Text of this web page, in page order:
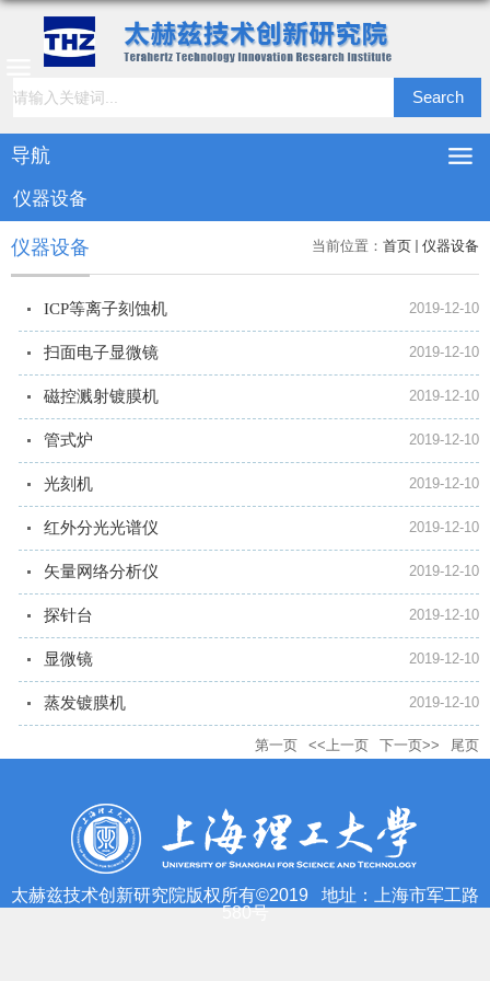
导航
仪器设备
当前位置： 首页 仪器设备
仪器设备
ICP等离子刻蚀机 2019-12-10
扫面电子显微镜 2019-12-10
磁控溅射镀膜机 2019-12-10
管式炉 2019-12-10
光刻机 2019-12-10
红外分光光谱仪 2019-12-10
矢量网络分析仪 2019-12-10
探针台 2019-12-10
显微镜 2019-12-10
蒸发镀膜机 2019-12-10
第一页 <<上一页 下一页>> 尾页
太赫兹技术创新研究院版权所有©2019 地址：上海市军工路
580号